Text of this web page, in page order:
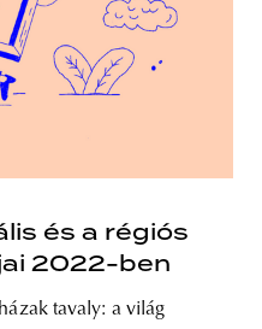
és a régiós
2022-ben
tavaly: a világ